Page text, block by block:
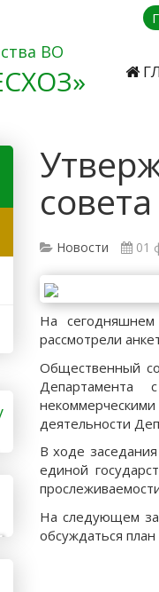
ВО
Новости 01
На
рассмотрели
Общественный
Департамента
деятельности
В ходе
единой
На следующем
обсуждаться